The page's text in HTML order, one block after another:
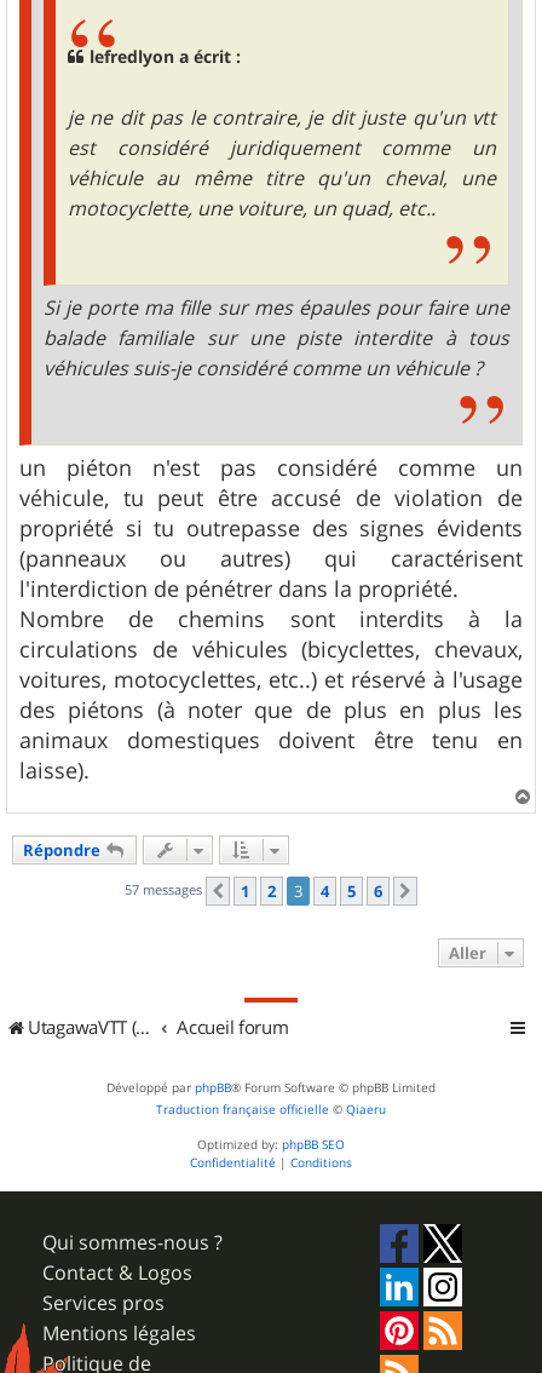
lefredlyon a écrit :
je ne dit pas le contraire, je dit juste qu'un vtt
est considéré juridiquement comme un
véhicule au même titre qu'un cheval, une
motocyclette, une voiture, un quad, etc..
Si je porte ma fille sur mes épaules pour faire une
balade familiale sur une piste interdite à tous
véhicules suis-je considéré comme un véhicule ?
un piéton n'est pas considéré comme un
véhicule, tu peut être accusé de violation de
propriété si tu outrepasse des signes évidents
(panneaux ou autres) qui caractérisent
l'interdiction de pénétrer dans la propriété.
Nombre de chemins sont interdits à la
circulations de véhicules (bicyclettes, chevaux,
voitures, motocyclettes, etc..) et réservé à l'usage
des piétons (à noter que de plus en plus les
animaux domestiques doivent être tenu en
laisse).
a
Répondre
57 messages Précédent
1 2 3 4 5 6
Aller
UtagawaVTT (Randos VTT et VTTAE avec traces GPS) Accueil forum
Développé par phpBB® Forum Software © phpBB Limited
Traduction française officielle © Qiaeru
Optimized by: phpBB SEO
Confidentialité | Conditions
Qui sommes-nous ?
Contact & Logos
Services pros
Mentions légales
Politique de